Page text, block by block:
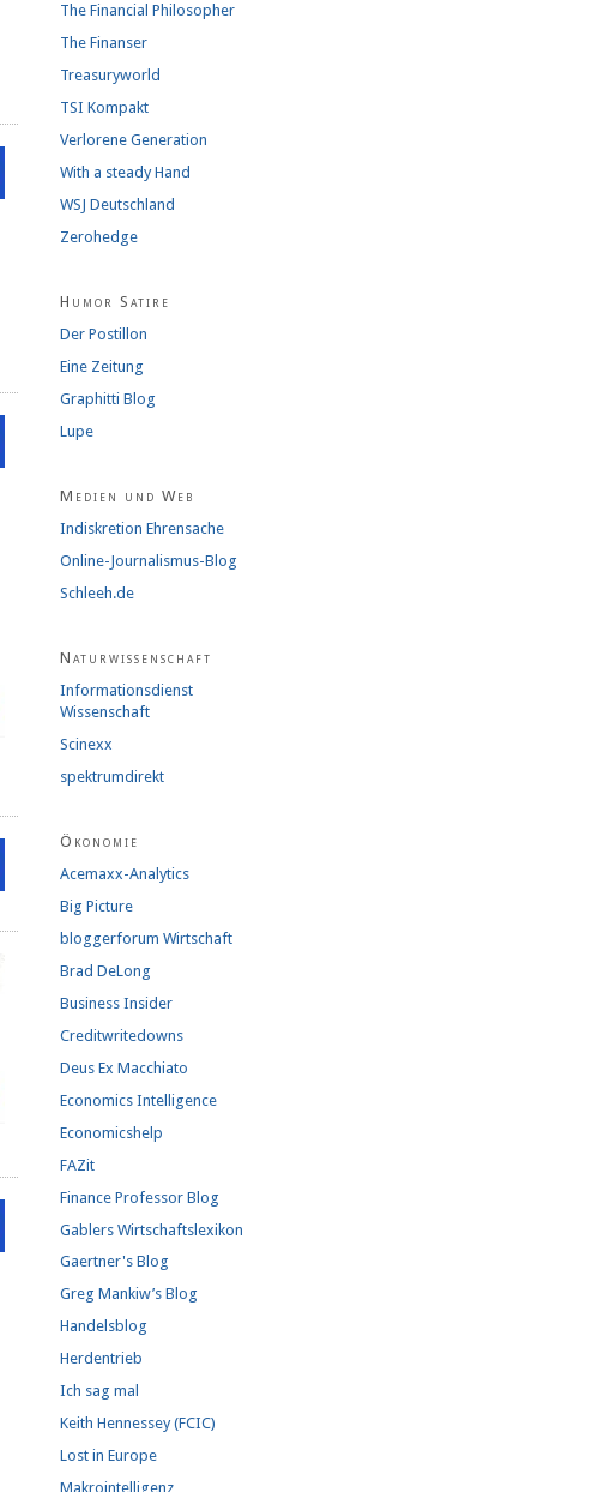
The Financial Philosopher
The Finanser
Treasuryworld
TSI Kompakt
Verlorene Generation
With a steady Hand
WSJ Deutschland
Zerohedge
Humor Satire
Der Postillon
Eine Zeitung
Graphitti Blog
Lupe
Medien und Web
Indiskretion Ehrensache
Online-Journalismus-Blog
Schleeh.de
Naturwissenschaft
Informationsdienst
Wissenschaft
Scinexx
spektrumdirekt
Ökonomie
Acemaxx-Analytics
Big Picture
bloggerforum Wirtschaft
Brad DeLong
Business Insider
Creditwritedowns
Deus Ex Macchiato
Economics Intelligence
Economicshelp
FAZit
Finance Professor Blog
Gablers Wirtschaftslexikon
Gaertner's Blog
Greg Mankiw’s Blog
Handelsblog
Herdentrieb
Ich sag mal
Keith Hennessey (FCIC)
Lost in Europe
Makrointelligenz